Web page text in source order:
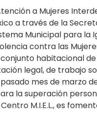
a Mujeres
a través de la
Municipal para la
contra las
habitacional
legal, de trabajo
mes de marzo
la superación
M.I.E.L., es